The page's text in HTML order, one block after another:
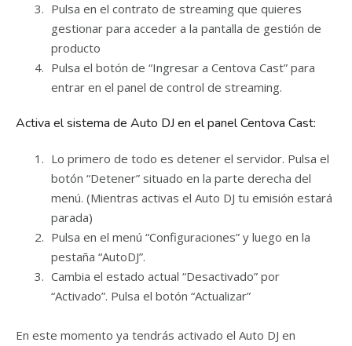
Pulsa en el contrato de streaming que quieres
gestionar para acceder a la pantalla de gestión de
producto
Pulsa el botón de “Ingresar a Centova Cast” para
entrar en el panel de control de streaming.
Activa el sistema de Auto DJ en el panel Centova Cast:
Lo primero de todo es detener el servidor. Pulsa el
botón “Detener” situado en la parte derecha del
menú. (Mientras activas el Auto DJ tu emisión estará
parada)
Pulsa en el menú “Configuraciones” y luego en la
pestaña “AutoDJ”.
Cambia el estado actual “Desactivado” por
“Activado”. Pulsa el botón “Actualizar”
En este momento ya tendrás activado el Auto DJ en